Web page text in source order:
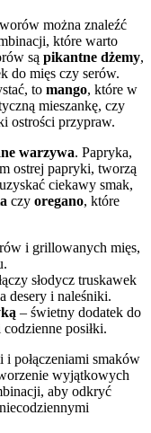
można znaleźć
które warto
są pikantne dżemy,
do mięs czy serów.
to mango, które w
mieszankę, czy
ostrości przypraw.
warzywa. Papryka,
ostrej papryki, tworzą
ciekawy smak,
czy oregano, które
i grillowanych mięs,
słodycz truskawek
desery i naleśniki.
– świetny dodatek do
posiłki.
połączeniami smaków
wyjątkowych
aby odkryć